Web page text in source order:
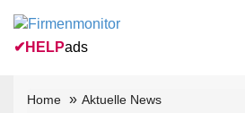
✔ HELPads
Home
Aktuelle News